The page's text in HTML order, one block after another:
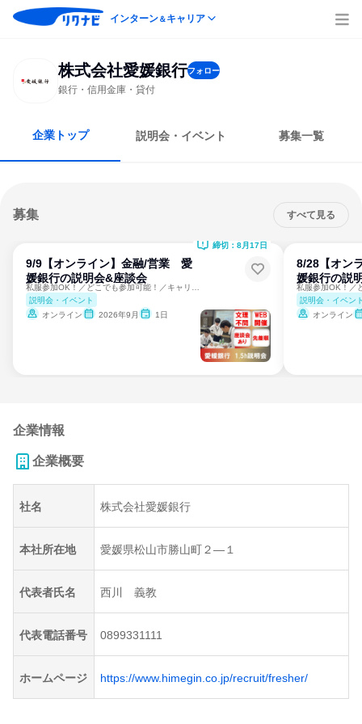
インターン＆キャリア
株式会社愛媛銀行フォロー
銀行・信用金庫・貸付
企業トップ 説明会・イベント 募集一覧
募集 すべて見る
9/9【オンライン】金融/営業 愛
媛銀行の説明会&座談会
説明会・イベント
オンライン
2026年9月 1日
締切：8月17日
8/28【オン
媛銀行の説
説明会・イベン
オンライン
企業情報
企業概要
社名 株式会社愛媛銀行
本社所在地 愛媛県松山市勝山町２―１
代表者氏名 西川 義教
代表電話番号 0899331111
ホームページ https://www.himegin.co.jp/recruit/fresher/